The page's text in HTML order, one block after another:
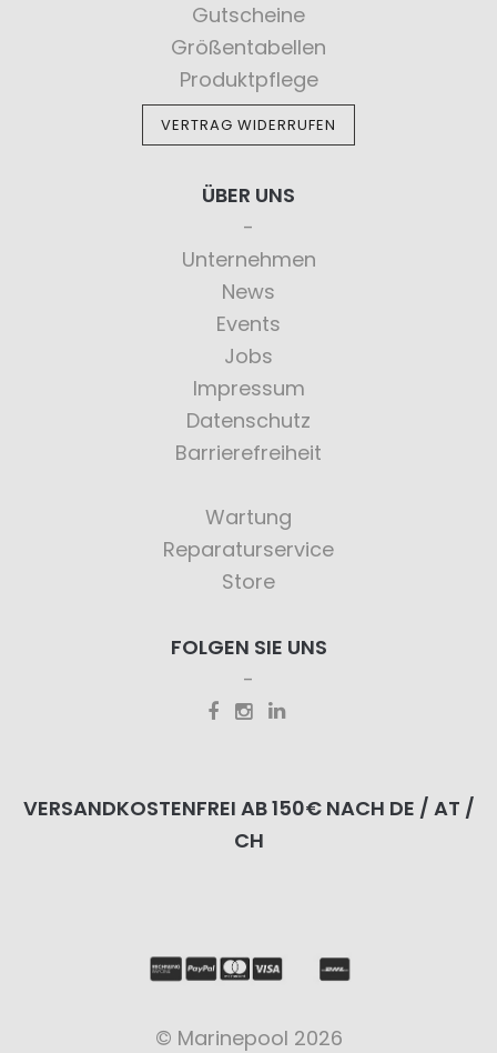
Gutscheine
Größentabellen
Produktpflege
VERTRAG WIDERRUFEN
ÜBER UNS
Unternehmen
News
Events
Jobs
Impressum
Datenschutz
Barrierefreiheit
Wartung
Reparaturservice
Store
FOLGEN SIE UNS
VERSANDKOSTENFREI AB 150€ NACH DE / AT /
CH
© Marinepool 2026